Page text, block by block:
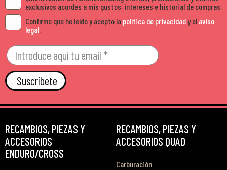
exclusivos acordes a mis gustos, intereses e historial de compras.
Confirmo que he leído y acepto la política de privacidady el aviso
legal.
Suscríbete
RECAMBIOS, PIEZAS Y
ACCESORIOS
ENDURO/CROSS
RECAMBIOS, PIEZAS Y
ACCESORIOS QUAD
Carburación